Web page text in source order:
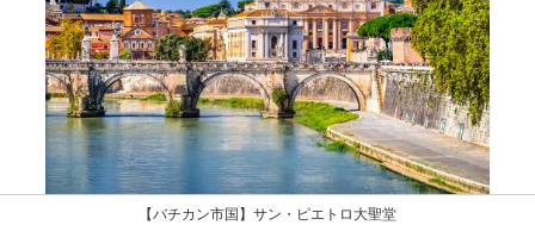
【バチカン市国】サン・ピエトロ大聖堂